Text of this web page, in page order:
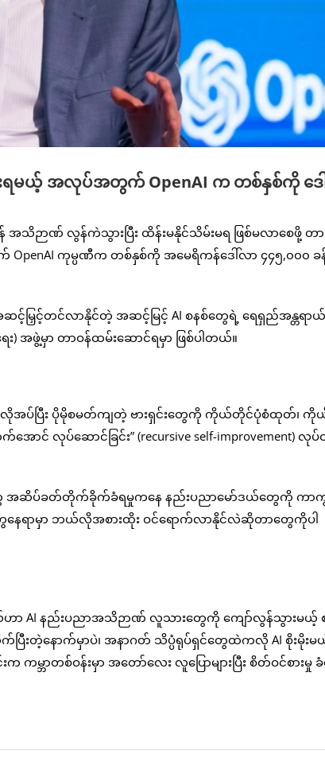
ရမယ့် အလုပ်အတွက် OpenAI က တစ်နှစ်ကို ဒေ
ာဏ် လွန်ကဲသွားပြီး ထိန်းမနိုင်သိမ်းမရ ဖြစ်မလာစေဖို့ တာ
ကုမ္ပဏီက တစ်နှစ်ကို အမေရိကန်ဒေါ်လာ ၄၄၅,၀၀၀ ခ
ြှင့်တင်လာနိုင်တဲ့ အဆင့်မြင့် AI စနစ်တွေရဲ့ ရေရှည်အန္တရာ
) အဖွဲ့မှာ တာဝန်ထမ်းဆောင်ရမှာ ဖြစ်ပါတယ်။
အပ်ပြီး ပိုမိုစမတ်ကျတဲ့ ဗားရှင်းတွေကို ကိုယ်တိုင်ပုံစံထုတ်၊
လုပ်ဆောင်ခြင်း” (recursive self-improvement) လုပ်င
တွေ အဆိပ်ခတ်တိုက်ခိုက်ခံရမှုကနေ နည်းပညာမော်ဒယ်တွေကို က
ရာမှာ ဘယ်လိုအစားထိုး ဝင်ရောက်လာနိုင်လဲဆိုတာတွေကိုပါ
နွယ်ဟာ AI နည်းပညာအသိဉာဏ် လူသားတွေကို ကျော်လွန်သွားမယ့်
ပြီးတဲ့နောက်မှာပဲ၊ အနာဂတ် သိပ္ပံရုပ်ရှင်တွေထဲကလို AI စိုးမိုး
တစ်ဝန်းမှာ အတော်လေး လူပြောများပြီး စိတ်ဝင်စားမှု ခံ